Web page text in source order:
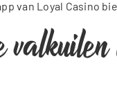
van Loyal
valkuilen